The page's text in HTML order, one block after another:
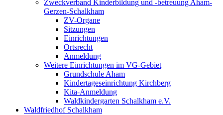
Zweckverband Kinderbildung und -betreuung Aham-
Gerzen-Schalkham
ZV-Organe
Sitzungen
Einrichtungen
Ortsrecht
Anmeldung
Weitere Einrichtungen im VG-Gebiet
Grundschule Aham
Kindertageseinrichtung Kirchberg
Kita-Anmeldung
Waldkindergarten Schalkham e.V.
Waldfriedhof Schalkham